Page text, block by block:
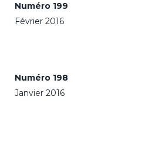
Numéro 199
Février 2016
Numéro 198
Janvier 2016